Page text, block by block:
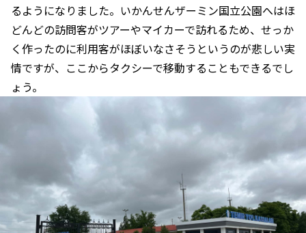
るようになりました。いかんせんザーミン国立公園へはほ
どんどの訪問客がツアーやマイカーで訪れるため、せっか
く作ったのに利用客がほぼいなさそうというのが悲しい実
情ですが、ここからタクシーで移動することもできるでし
ょう。